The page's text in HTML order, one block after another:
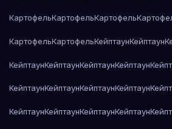
КартофельКартофельКартофель
КартофельКартофельКейптаунКейптаун
КейптаунКейптаунКейптаунКейптаун
КейптаунКейптаунКейптаунКейптаун
КейптаунКейптаунКейптаунКейптаун